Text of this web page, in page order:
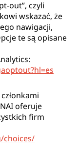
out”, czyli
wskazać, że
nawigacji,
te są opisane
oferuje
firm
choices/